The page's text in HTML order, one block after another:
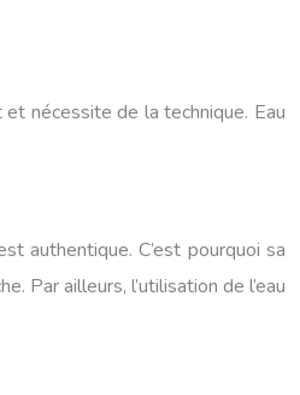
nécessite de la technique. Eau
authentique. C’est pourquoi sa
Par ailleurs, l’utilisation de l’eau